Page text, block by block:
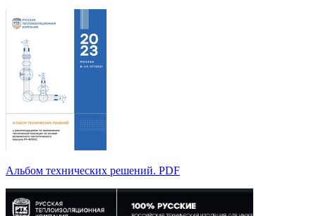
Альбом технических решений. PDF